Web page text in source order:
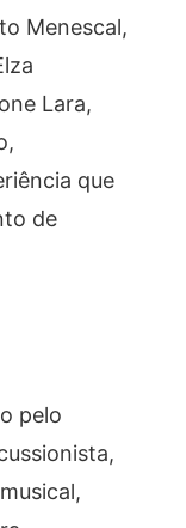
Menescal,
Lara,
que
de
pelo